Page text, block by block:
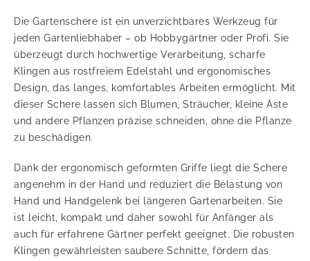
Die Gartenschere ist ein unverzichtbares Werkzeug für
jeden Gartenliebhaber – ob Hobbygärtner oder Profi. Sie
überzeugt durch hochwertige Verarbeitung, scharfe
Klingen aus rostfreiem Edelstahl und ergonomisches
Design, das langes, komfortables Arbeiten ermöglicht. Mit
dieser Schere lassen sich Blumen, Sträucher, kleine Äste
und andere Pflanzen präzise schneiden, ohne die Pflanze
zu beschädigen.
Dank der ergonomisch geformten Griffe liegt die Schere
angenehm in der Hand und reduziert die Belastung von
Hand und Handgelenk bei längeren Gartenarbeiten. Sie
ist leicht, kompakt und daher sowohl für Anfänger als
auch für erfahrene Gärtner perfekt geeignet. Die robusten
Klingen gewährleisten saubere Schnitte, fördern das